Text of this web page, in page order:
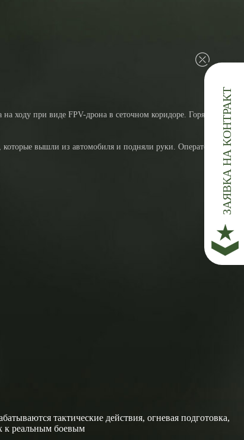
ходу при виде FPV-дрона в сеточном коридоре. Горят такие
вышли из автомобиля и подняли руки. Оператор
тактические действия, огневая подготовка,
к реальным боевым
ЗАЯВКА НА КОНТРАКТ